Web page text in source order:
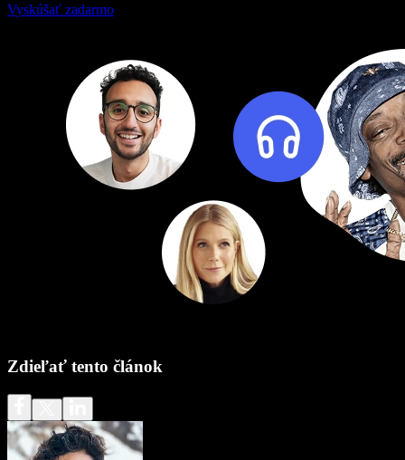
Vyskúšať zadarmo
Zdieľať tento článok